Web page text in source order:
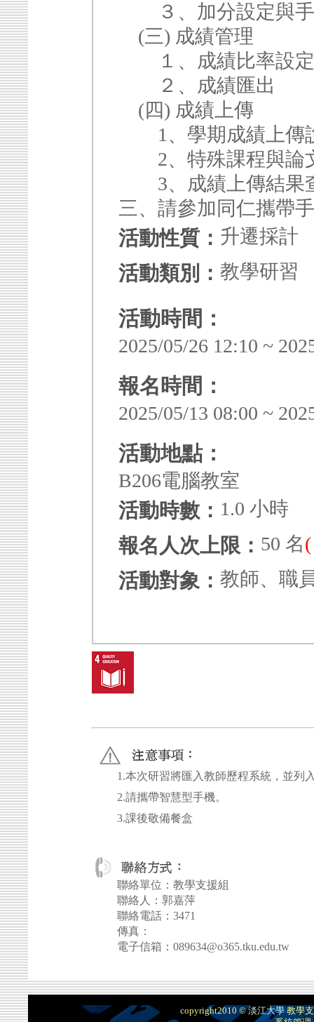
３、加分設定與手
(三) 成績管理
１、成績比率設
２、成績匯出
(四) 成績上傳
1、學期成績上傳
2、特殊課程與論
3、成績上傳結果
三、請參加同仁攜帶
活動性質： 升遷採計
活動類別： 教學研習
活動時間：
2025/05/26 12:10 ~
報名時間：
2025/05/13 08:00 ~
活動地點：
B206電腦教室
活動時數： 1.0 小時
報名人次上限： 50 名
活動對象： 教師、職
1.本次研習將匯入教師歷程系統，並列
2.請攜帶智慧型手機。
3.課後敬備餐盒
聯絡單位：教學支援組
聯絡人：郭嘉萍
聯絡電話：3471
傳真：
電子信箱：089634@o365.tku.edu.tw
copyright2010 ©淡江大學 教學